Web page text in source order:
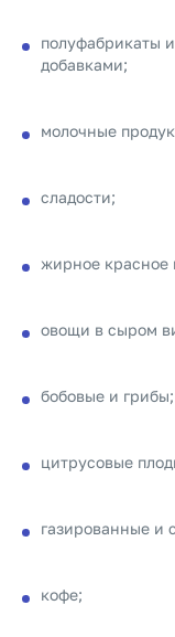
полуфабрикаты
добавками;
молочные
сладости;
жирное красное
овощи в сыром
бобовые и грибы;
цитрусовые
газированные и
кофе;